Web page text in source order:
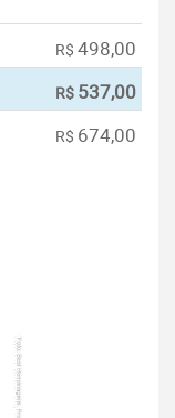
R$ 498,00
R$ 537,00
R$ 674,00